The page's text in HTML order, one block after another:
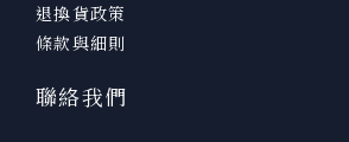
退換貨政策
條款與細則
聯絡我們